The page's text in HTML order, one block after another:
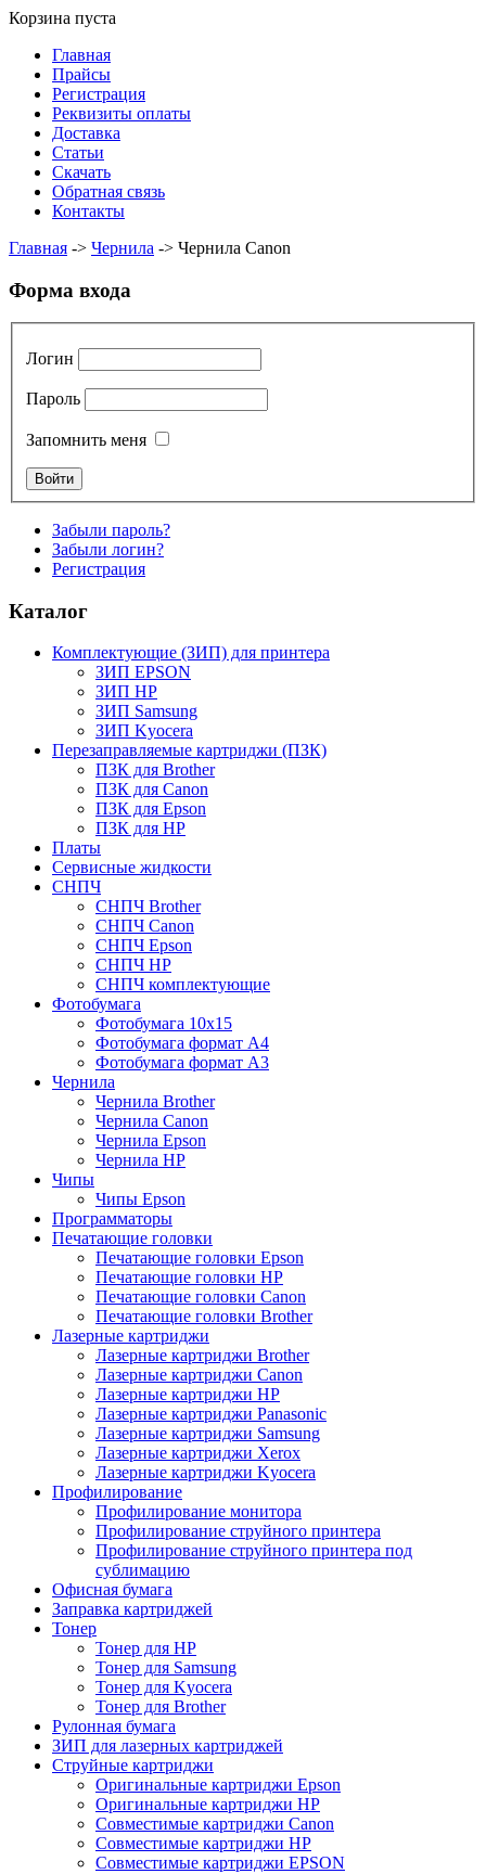
Корзина пуста
Главная
Прайсы
Регистрация
Реквизиты оплаты
Доставка
Статьи
Скачать
Обратная связь
Контакты
Главная -> Чернила -> Чернила Canon
Форма входа
Логин
Пароль
Запомнить меня
Забыли пароль?
Забыли логин?
Регистрация
Каталог
Комплектующие (ЗИП) для принтера
ЗИП EPSON
ЗИП HP
ЗИП Samsung
ЗИП Kyocera
Перезаправляемые картриджи (ПЗК)
ПЗК для Brother
ПЗК для Canon
ПЗК для Epson
ПЗК для HP
Платы
Сервисные жидкости
СНПЧ
СНПЧ Brother
СНПЧ Canon
СНПЧ Epson
СНПЧ HP
СНПЧ комплектующие
Фотобумага
Фотобумага 10х15
Фотобумага формат А4
Фотобумага формат А3
Чернила
Чернила Brother
Чернила Canon
Чернила Epson
Чернила HP
Чипы
Чипы Epson
Программаторы
Печатающие головки
Печатающие головки Epson
Печатающие головки HP
Печатающие головки Canon
Печатающие головки Brother
Лазерные картриджи
Лазерные картриджи Brother
Лазерные картриджи Canon
Лазерные картриджи HP
Лазерные картриджи Panasonic
Лазерные картриджи Samsung
Лазерные картриджи Xerox
Лазерные картриджи Kyocera
Профилирование
Профилирование монитора
Профилирование струйного принтера
Профилирование струйного принтера под
сублимацию
Офисная бумага
Заправка картриджей
Тонер
Тонер для НР
Тонер для Samsung
Тонер для Kyocera
Тонер для Brother
Рулонная бумага
ЗИП для лазерных картриджей
Струйные картриджи
Оригинальные картриджи Epson
Оригинальные картриджи НР
Cовместимые картриджи Canon
Cовместимые картриджи HP
Cовместимые картриджи EPSON